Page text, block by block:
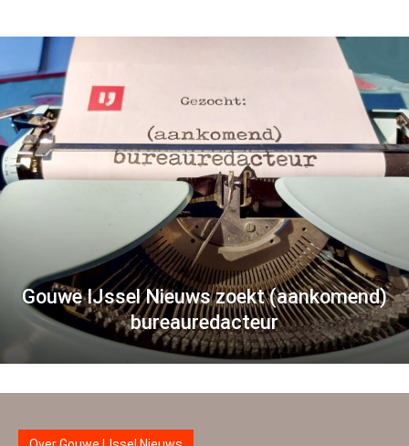
Gouwe IJssel Nieuws zoekt (aankomend)
bureauredacteur